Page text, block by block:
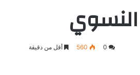
0
560 أقل من دقيقة